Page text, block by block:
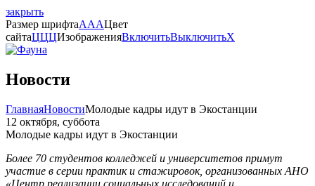
закрыть
Размер шрифтаAAAЦвет
сайтаЦЦЦИзображенияВключитьВыключитьX
Новости
ГлавнаяНовостиМолодые кадры идут в Экостанции
12 октября, суббота
Молодые кадры идут в Экостанции
Более 70 студентов колледжей и университетов примут
участие в серии практик и стажировок, организованных АНО
«Центр реализации социальных исследований и